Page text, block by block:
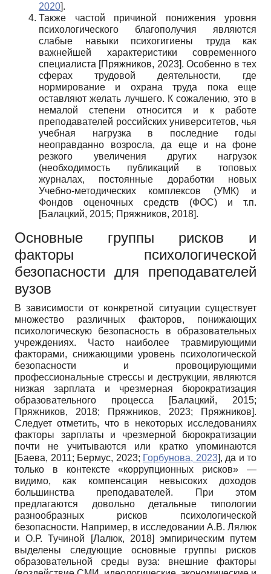
2020].
Также частой причиной понижения уровня
психологического благополучия являются
слабые навыки психогигиены труда как
важнейшей характеристики современного
специалиста [Пряжников, 2023]. Особенно в тех
сферах трудовой деятельности, где
нормирование и охрана труда пока еще
оставляют желать лучшего. К сожалению, это в
немалой степени относится и к работе
преподавателей российских университетов, чья
учебная нагрузка в последние годы
неоправданно возросла, да еще и на фоне
резкого увеличения других нагрузок
(необходимость публикаций в топовых
журналах, постоянные доработки новых
Учебно-методических комплексов (УМК) и
Фондов оценочных средств (ФОС) и т.п.
[Балацкий, 2015; Пряжников, 2018].
Основные группы рисков и
факторы психологической
безопасности для преподавателей
вузов
В зависимости от конкретной ситуации существует
множество различных факторов, понижающих
психологическую безопасность в образовательных
учреждениях. Часто наиболее травмирующими
факторами, снижающими уровень психологической
безопасности и провоцирующими
профессиональные стрессы и деструкции, являются
низкая зарплата и чрезмерная бюрократизация
образовательного процесса
[Балацкий, 2015;
Пряжников, 2018; Пряжников, 2023; Пряжников].
Следует отметить, что в некоторых исследованиях
факторы зарплаты и чрезмерной бюрократизации
почти не учитываются или кратко упоминаются
[Баева, 2011; Бермус, 2023; Горбунова, 2023], да и то
только в контексте «коррупционных рисков» —
видимо, как компенсация невысоких доходов
большинства преподавателей. При этом
предлагаются довольно детальные типологии
разнообразных рисков психологической
безопасности. Например, в исследовании А.В. Лялюк
и О.Р. Тучиной
[Лалюк, 2018] эмпирическим путем
выделены следующие основные группы рисков
образовательной среды вуза: внешние факторы